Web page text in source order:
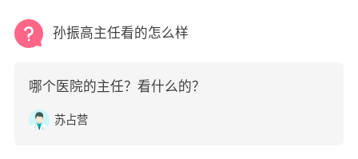
引起类似月经的出血。
孙振高主任看的怎么样
哪个医院的主任？看什么的？
苏占营